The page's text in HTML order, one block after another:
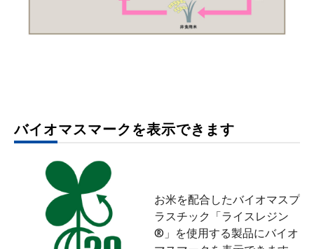
バイオマスマークを表示できます
お米を配合したバイオマスプ
ラスチック「ライスレジン
®」を使用する製品にバイオ